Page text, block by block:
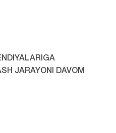
JARAYONI DAVOM